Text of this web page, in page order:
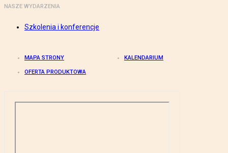
NASZE WYDARZENIA
Szkolenia i konferencje
MAPA STRONY KALENDARIUM
OFERTA PRODUKTOWA